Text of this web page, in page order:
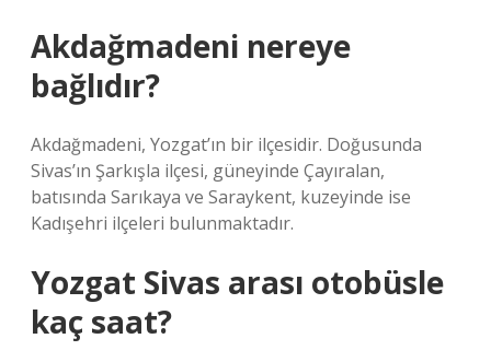
Akdağmadeni nereye
bağlıdır?
Akdağmadeni, Yozgat’ın bir ilçesidir. Doğusunda
Sivas’ın Şarkışla ilçesi, güneyinde Çayıralan,
batısında Sarıkaya ve Saraykent, kuzeyinde ise
Kadışehri ilçeleri bulunmaktadır.
Yozgat Sivas arası otobüsle
kaç saat?